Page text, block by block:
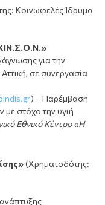
Κοινωφελές Ίδρυμα
για την
σε συνεργασία
) – Παρέμβαση
στόχο την υγιή
Εθνικό Κέντρο «Η
(Χρηματοδότης: